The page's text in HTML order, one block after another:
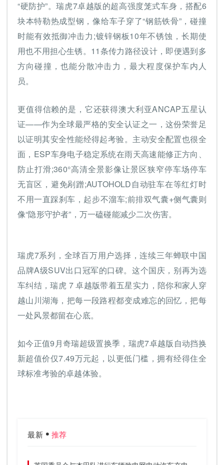
“硬防护”。瑞虎7卓越版的超高强度笼式车身，搭配6
块本特勒热成型钢，像给车子穿了“钢筋铁骨”，碰撞
时能有效抵御冲击力;镀锌钢板10年不锈蚀，长期使
用也不用担心生锈。11条传力路径设计，即便遇到多
方向碰撞，也能分散冲击力，最大程度保护车内人
员。
更值得信赖的是，它还获得澳大利亚ANCAP五星认
证——作为全球最严格的安全认证之一，这份荣誉足
以证明其安全性能经得起考验。主动安全配置也很全
面，ESP车身电子稳定系统在雨天高速能修正方向、
防止打滑;360°高清全景影像让景区狭窄停车场停车
无盲区，避免剐蹭;AUTOHOLD自动驻车在等红灯时
不用一直踩刹车，起步不溜车;前排双气囊+侧气囊则
像“隐形守护者”，万一磕碰能减少二次伤害。
瑞虎7系列，全球百万用户选择，连续三年蝉联中国
品牌A级SUV出口冠军的口碑。这个国庆，别再为选
车纠结，瑞虎 7 卓越版带着五星实力，陪你和家人穿
越山川湖海，把每一段路程都变成难忘的回忆，把每
一处风景都留在心底。
如今正值9月奇瑞超级置换季，瑞虎7卓越版自动挡换
新超值价仅7.49万元起，以更低门槛，拥有经得住全
球标准考验的卓越体验。
最新 推荐